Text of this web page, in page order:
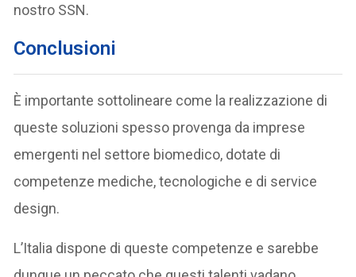
nostro SSN.
Conclusioni
È importante sottolineare come la realizzazione di
queste soluzioni spesso provenga da imprese
emergenti nel settore biomedico, dotate di
competenze mediche, tecnologiche e di service
design.
L’Italia dispone di queste competenze e sarebbe